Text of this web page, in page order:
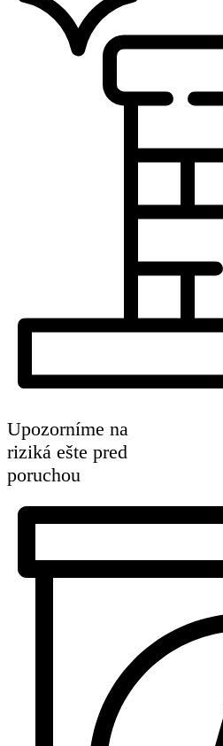
Upozorníme na
riziká ešte pred
poruchou